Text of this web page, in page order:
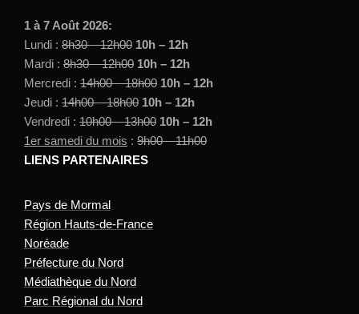
1 à 7 Août 2026:
Lundi : 8h30 – 12h00 10h – 12h
Mardi : 8h30 – 12h00 10h – 12h
Mercredi : 14h00 – 18h00 10h – 12h
Jeudi : 14h00 – 18h00 10h – 12h
Vendredi : 10h00 – 13h00 10h – 12h
1er samedi du mois : 9h00 – 11h00
LIENS PARTENAIRES
Pays de Mormal
Région Hauts-de-France
Noréade
Préfecture du Nord
Médiathèque du Nord
Parc Régional du Nord